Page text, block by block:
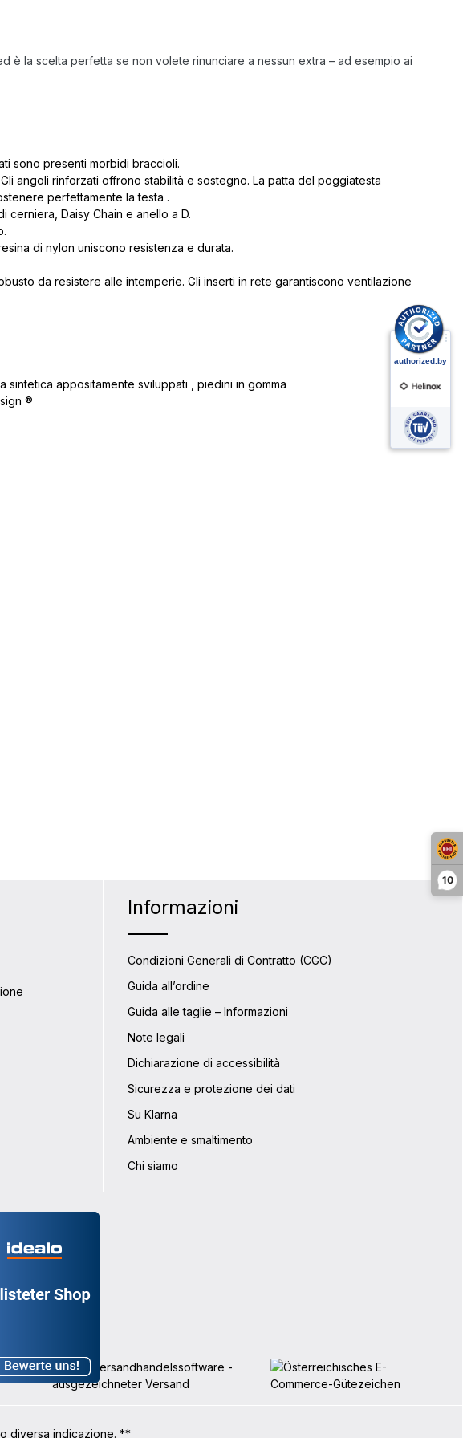
10
è la scelta perfetta se non volete rinunciare a nessun extra – ad esempio ai
sono presenti morbidi braccioli.
angoli rinforzati offrono stabilità e sostegno. La patta del poggiatesta
perfettamente la testa .
cerniera, Daisy Chain e anello a D.
di nylon uniscono resistenza e durata.
da resistere alle intemperie. Gli inserti in rete garantiscono ventilazione
appositamente sviluppati , piedini in gomma
®
Informazioni
Condizioni Generali di Contratto (CGC)
Guida all’ordine
Guida alle taglie – Informazioni
Note legali
Dichiarazione di accessibilità
Sicurezza e protezione dei dati
Su Klarna
Ambiente e smaltimento
Chi siamo
diversa indicazione. **